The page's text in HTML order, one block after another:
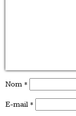
Nom *
E-mail *